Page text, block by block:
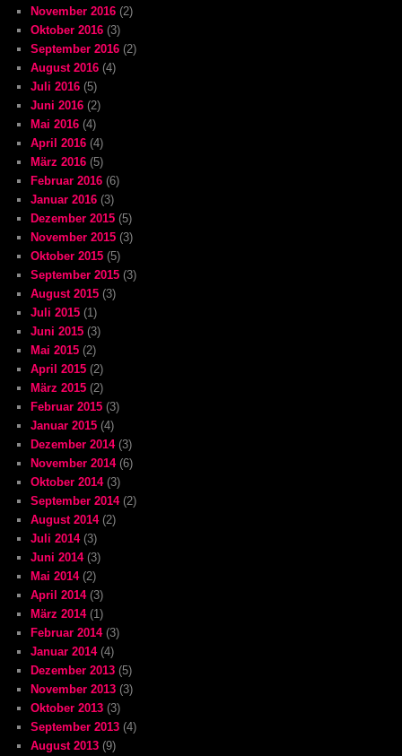
November 2016 (2)
Oktober 2016 (3)
September 2016 (2)
August 2016 (4)
Juli 2016 (5)
Juni 2016 (2)
Mai 2016 (4)
April 2016 (4)
März 2016 (5)
Februar 2016 (6)
Januar 2016 (3)
Dezember 2015 (5)
November 2015 (3)
Oktober 2015 (5)
September 2015 (3)
August 2015 (3)
Juli 2015 (1)
Juni 2015 (3)
Mai 2015 (2)
April 2015 (2)
März 2015 (2)
Februar 2015 (3)
Januar 2015 (4)
Dezember 2014(3)
November 2014(6)
Oktober 2014(3)
September 2014(2)
August 2014(2)
Juli 2014(3)
Juni 2014(3)
Mai 2014(2)
April 2014(3)
März 2014(1)
Februar 2014(3)
Januar 2014(4)
Dezember 2013 (5)
November 2013 (3)
Oktober 2013 (3)
September 2013 (4)
August 2013 (9)